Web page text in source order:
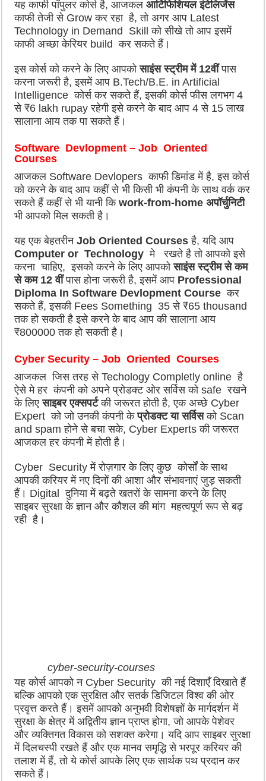
यह काफी पॉपुलर कोर्स है, आजकलआर्टिफिशियल इंटेलिजेंस
काफी तेजी से Grow कर रहा है, तो अगर आप Latest
Technology in Demand Skill को सीखे तो आप इसमें
काफी अच्छा केरियर build कर सकते हैं।
इस कोर्स को करने के लिए आपकोसाइंस स्ट्रीम में 12वींपास
करना जरूरी है, इसमें आप B.Tech/B.E. in Artificial
Intelligence कोर्स कर सकते हैं, इसकी कोर्स फीस लगभग 4
से ₹6 lakh rupay रहेगी इसे करने के बाद आप 4 से 15 लाख
सालाना आय तक पा सकते हैं।
Software Devlopment – Job Oriented
Courses
आजकल Software Devlopers काफी डिमांड में है, इस कोर्स
को करने के बाद आप कहीं से भी किसी भी कंपनी के साथ वर्क कर
सकते हैं कहीं से भी यानी किwork-from-home अपॉर्चुनिटी
भी आपको मिल सकती है।
यह एक बेहतरीनJob Oriented Courses है, यदि आप
Computer or Technology मे रखते है तो आपको इसे
करना चाहिए, इसको करने के लिए आपकोसाइंस स्ट्रीम से कम
से कम 12 वींपास होना जरूरी है, इसमें आप Professional
Diploma In Software Devlopment Course कर
सकते हैं, इसकी Fees Something 35 से ₹65 thousand
तक हो सकती है इसे करने के बाद आप की सालाना आय
₹800000 तक हो सकती है।
Cyber Security – Job Oriented Courses
आजकल जिस तरह से Techology Completly online है
ऐसे मे हर कंपनी को अपने प्रोडक्ट ओर सर्विस को safe रखने
के लिएसाइबर एक्सपर्टकी जरूरत होती है, एक अच्छे Cyber
Expert को जो उनकी कंपनी केप्रोडक्ट या सर्विसको Scan
and spam होने से बचा सके, Cyber Experts की जरूरत
आजकल हर कंपनी में होती है।
Cyber Security में रोज़गार के लिए कुछ कोर्सों के साथ
आपकी करियर में नए दिनों की आशा और संभावनाएं जुड़ सकती
हैं। Digital दुनिया में बढ़ते खतरों के सामना करने के लिए
साइबर सुरक्षा के ज्ञान और कौशल की मांग महत्वपूर्ण रूप से बढ़
रही है।
cyber-security-courses
यह कोर्स आपको न Cyber Security की नई दिशाएँ दिखाते हैं
बल्कि आपको एक सुरक्षित और सतर्क डिजिटल विश्व की ओर
प्रवृत्त करते हैं। इसमें आपको अनुभवी विशेषज्ञों के मार्गदर्शन में
सुरक्षा के क्षेत्र में अद्वितीय ज्ञान प्राप्त होगा, जो आपके पेशेवर
और व्यक्तिगत विकास को सशक्त करेगा। यदि आप साइबर सुरक्षा
में दिलचस्पी रखते हैं और एक मानव समृद्धि से भरपूर करियर की
तलाश में हैं, तो ये कोर्स आपके लिए एक सार्थक पथ प्रदान कर
सकते हैं।